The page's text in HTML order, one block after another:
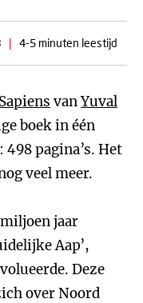
| 4-5 minuten leestijd
Sapiens vanYuval
boek in één
pagina’s. Het
veel meer.
jaar
Aap’,
Deze
over Noord